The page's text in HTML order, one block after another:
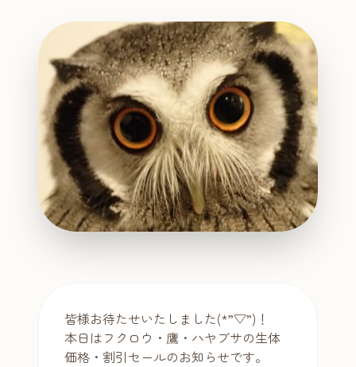
皆様お待たせいたしました(*”▽”)！
本日はフクロウ・鷹・ハヤブサの生体
価格・割引セールのお知らせです。